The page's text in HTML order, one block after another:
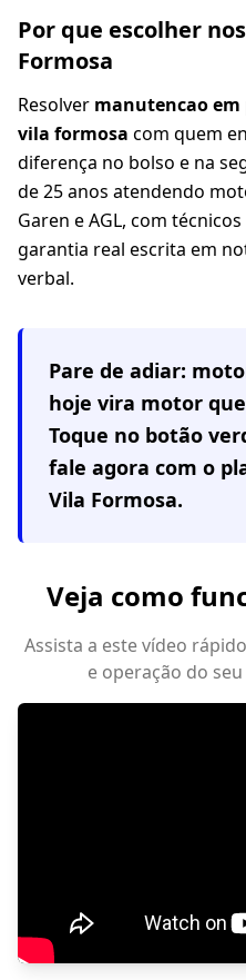
Por que escolher
Formosa
Resolver manutencao
vila formosa com quem
diferença no bolso e na
de 25 anos atendendo
Garen e AGL, com
garantia real escrita em
verbal.
Pare de adiar:
hoje vira motor
Toque no botão
fale agora com o
Vila Formosa.
Veja como
Assista a este vídeo
e operação do